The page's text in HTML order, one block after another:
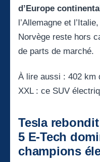
d’Europe
l’Allemagne et
Norvège reste hors
de parts de marché.
À lire aussi : 402 km
XXL : ce SUV
Tesla
5 E-Tech
champions